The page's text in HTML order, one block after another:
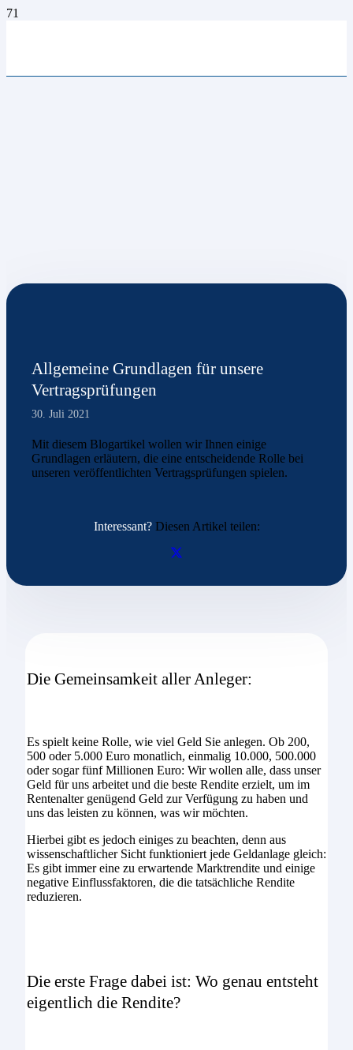
Allgemeine Grundlagen für unsere
Vertragsprüfungen
30. Juli 2021
Mit diesem Blogartikel wollen wir Ihnen einige
Grundlagen erläutern, die eine entscheidende Rolle bei
unseren veröffentlichten Vertragsprüfungen spielen.
Interessant?Diesen Artikel teilen:
Die Gemeinsamkeit aller Anleger:
Es spielt keine Rolle, wie viel Geld Sie anlegen. Ob 200,
500 oder 5.000 Euro monatlich, einmalig 10.000, 500.000
oder sogar fünf Millionen Euro: Wir wollen alle, dass unser
Geld für uns arbeitet und die beste Rendite erzielt, um im
Rentenalter genügend Geld zur Verfügung zu haben und
uns das leisten zu können, was wir möchten.
Hierbei gibt es jedoch einiges zu beachten, denn aus
wissenschaftlicher Sicht funktioniert jede Geldanlage gleich:
Es gibt immer eine zu erwartende Marktrendite und einige
negative Einflussfaktoren, die die tatsächliche Rendite
reduzieren.
Die erste Frage dabei ist: Wo genau entsteht
eigentlich die Rendite?